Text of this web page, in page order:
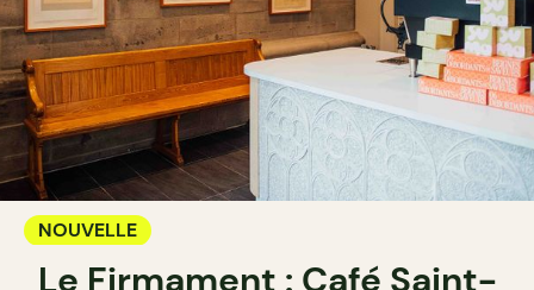
NOUVELLE
Le Firmament : Café Saint-